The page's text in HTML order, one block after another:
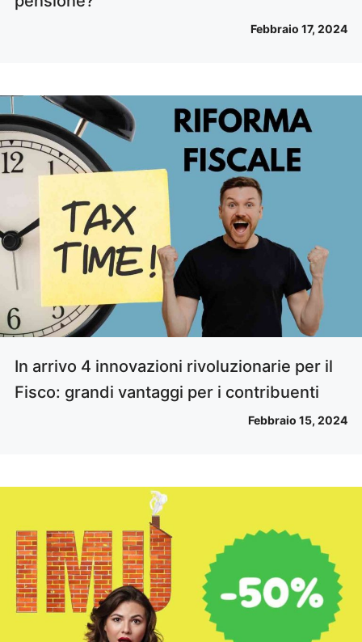
Febbraio 17, 2024
In arrivo 4 innovazioni rivoluzionarie per il
Fisco: grandi vantaggi per i contribuenti
Febbraio 15, 2024